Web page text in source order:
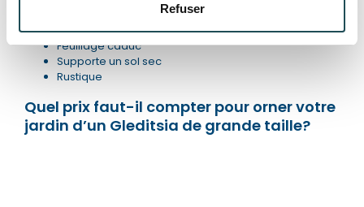
Refuser
Département*
Nom*
Couleur automnale jaune
Quelques cultivars portent des fruits
Feuillage caduc
Supporte un sol sec
Rustique
Quel prix faut-il compter pour orner votre
jardin d’un Gleditsia de grande taille?